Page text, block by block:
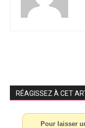
RÉAGISSEZ À CET
Pour laisser